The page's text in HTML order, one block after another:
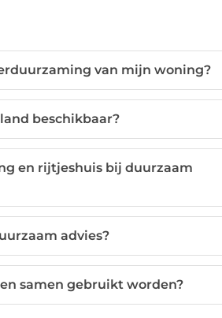
van mijn woning?
beschikbaar?
en rijtjeshuis bij duurzaam
advies?
samen gebruikt worden?